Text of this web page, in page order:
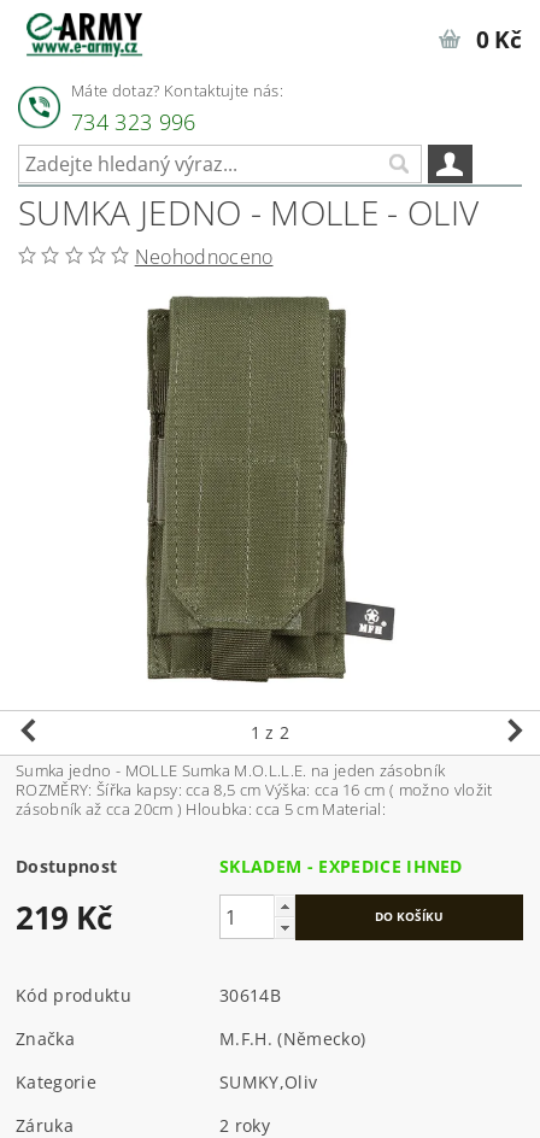
Máte dotaz? Kontaktujte nás:
734 323 996
0 Kč
SUMKA JEDNO - MOLLE - OLIV
Neohodnoceno
1 z 2
Sumka jedno - MOLLE Sumka M.O.L.L.E. na jeden zásobník
ROZMĚRY: Šířka kapsy: cca 8,5 cm Výška: cca 16 cm ( možno vložit
zásobník až cca 20cm ) Hloubka: cca 5 cm Material:
Dostupnost SKLADEM - EXPEDICE IHNED
219 Kč
Kód produktu
30614B
Značka
M.F.H. (Německo)
Kategorie
SUMKY,Oliv
Záruka
2 roky